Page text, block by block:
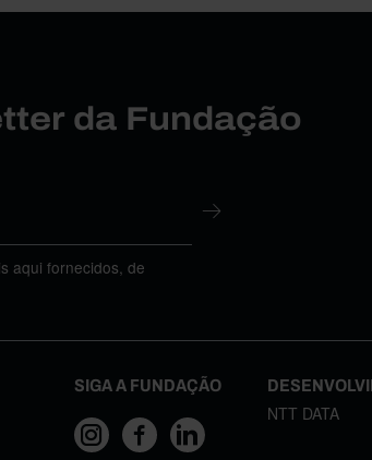
da Fundação
aqui fornecidos, de
SIGA A FUNDAÇÃO
NTT DATA